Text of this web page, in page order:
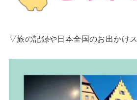
▽旅の記録や日本全国のお出かけス